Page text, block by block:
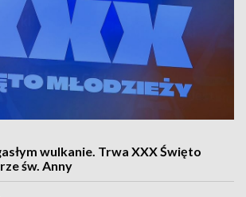
wulkanie. Trwa XXX Święto
św. Anny